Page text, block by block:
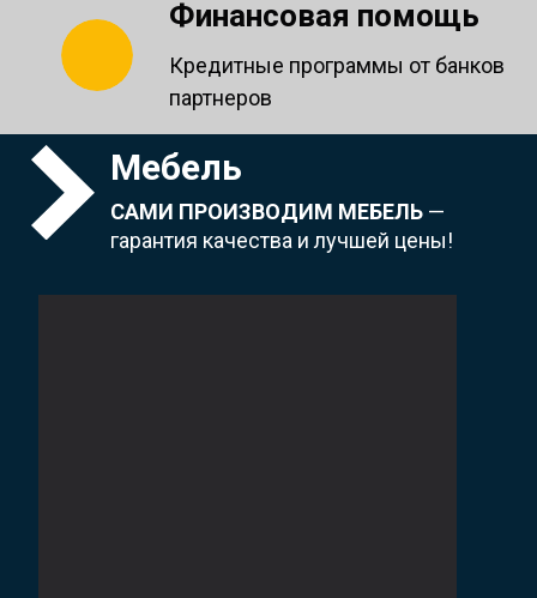
Финансовая помощь
Кредитные программы от банков
партнеров
САМИ ПРОИЗВОДИМ МЕБЕЛЬ —
гарантия качества и лучшей цены!
Мебель